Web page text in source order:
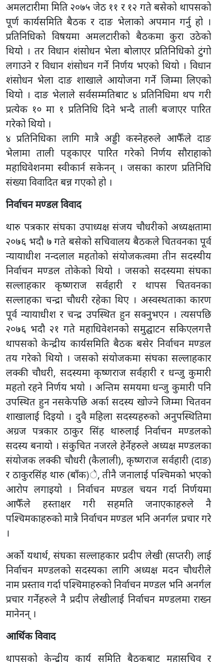
अमलटारीमा मिति २०७५ जेठ ११ र १२ गते बसेको थापसको
पूर्ण कार्यसमिति बैठक र दाङ भेलाको अपमान गर्नु हो ।
प्रतिनिधिको विषयमा अमलटारीको बैठकमा कुरा उठेको
थियो । तर विधान शंसोधन भेला बोलाएर प्रतिनिधिको टुंगो
लगाउने र विधान शंसोधन गर्ने निर्णय भएको थियो । विधान
शंसोधन भेला दाङ शाखाले आयोजना गर्ने जिम्मा लिएको
थियो । दाङ भेलाले सर्वसम्मतिबाट ४ प्रतिनिधिमा थप गरी
प्रत्येक १० मा १ प्रतिनिधि दिने भन्दै ताली बजाएर पारित
गरेको थियो ।
४ प्रतिनिधिका लागि मात्रै अड्डी कस्नेहरुले आफैँले दाङ
भेलामा ताली पड्काएर पारित गरेको निर्णय सौराहाको
महाधिवेशनमा स्वीकार्न सकेनन् । जसका कारण प्रतिनिधि
संख्या विवादित बन्न गएको हो ।
निर्वाचन मण्डल विवाद
थारु पत्रकार संघका उपाध्यक्ष संजय चौधरीको अध्यक्षतामा
२०७६ भदौ ७ गते बसेको सचिवालय बैठकले चितवनका पूर्व
न्यायाधीश नन्दलाल महतोको संयोजकत्वमा तीन सदस्यीय
निर्वाचन मण्डल तोकेको थियो । जसको सदस्यमा संघका
सल्लाहकार कृष्णराज सर्वहारी र थापस चितवनका
सल्लाहका चन्द्रा चौधरी रहेका थिए । अस्वस्थताका कारण
पूर्व न्यायाधीश र चन्द्र उपस्थित हुन सक्नुभएन । त्यसपछि
२०७६ भदौ २१ गते महाधिवेशनको समुद्घाटन सकिएलगत्तै
थापसको केन्द्रीय कार्यसमिति बैठक बसेर निर्वाचन मण्डल
तय गरेको थियो । जसको संयोजकमा संघका सल्लाहकार
लक्की चौधरी, सदस्यमा कृष्णराज सर्वहारी र धन्जु कुमारी
महतो रहने निर्णय भयो । अन्तिम समयमा धन्जु कुमारी पनि
उपस्थित हुन नसकेपछि अर्का सदस्य खोज्ने जिम्मा चितवन
शाखालाई दिइयो । दुवै महिला सदस्यहरुको अनुपस्थितिमा
अग्रज पत्रकार ठाकुर सिंह थारुलाई निर्वाचन मण्डलको
सदस्य बनायो । संकुचित नजरले हेर्नेहरुले अध्यक्ष मण्डलका
संयोजक लक्की चौधरी (कैलाली), कृष्णराज सर्वहारी (दाङ)
र ठाकुरसिंह थारु (बाँक)े, तीनै जनालाई पश्चिमको भएको
आरोप लगाइयो । निर्वाचन मण्डल चयन गर्दा निर्णयमा
आफैँले हस्ताक्षर गरी सहमति जनाएकाहरुले नै
पश्चिमकाहरुको मात्रै निर्वाचन मण्डल भनि अनर्गल प्रचार गरे
।
अर्को यथार्थ, संघका सल्लाहकार प्रदीप लेखी (सप्तरी) लाई
निर्वाचन मण्डलको सदस्यका लागि अध्यक्ष मदन चौधरीले
नाम प्रस्ताव गर्दा पश्चिमाहरुको निर्वाचन मण्डल भनि अनर्गल
प्रचार गर्नेहरुले नै प्रदीप लेखीलाई निर्वाचन मण्डलमा राख्न
मानेनन् ।
आर्थिक विवाद
थापसको केन्द्रीय कार्य समिति बैठकबाट महासचिव र